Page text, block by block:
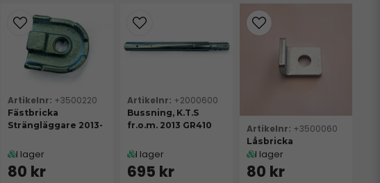
+3500220
Fästbricka
Strängläggare 2013-
I lager
80 kr
+2000600
Bussning, K.T.S
fr.o.m. 2013 GR410
I lager
695 kr
+3500060
Låsbricka
I lager
80 kr